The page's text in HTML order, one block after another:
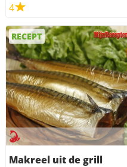
4
RECEPT
Makreel uit de grill